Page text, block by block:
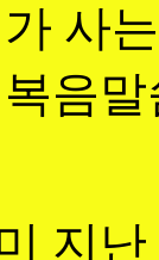
사
음
지